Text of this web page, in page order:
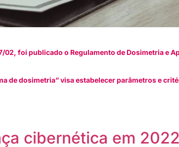
foi publicado o Regulamento de Dosimetria e
de dosimetria” visa estabelecer parâmetros e
cibernética em 2022